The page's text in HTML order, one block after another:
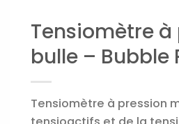
Tensiomètre
bulle – Bubble
Tensiomètre à pression